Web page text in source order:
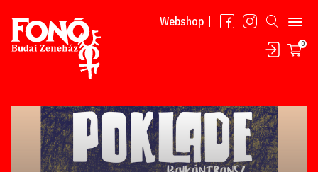
Tovább a tartalomhoz Webshop
0